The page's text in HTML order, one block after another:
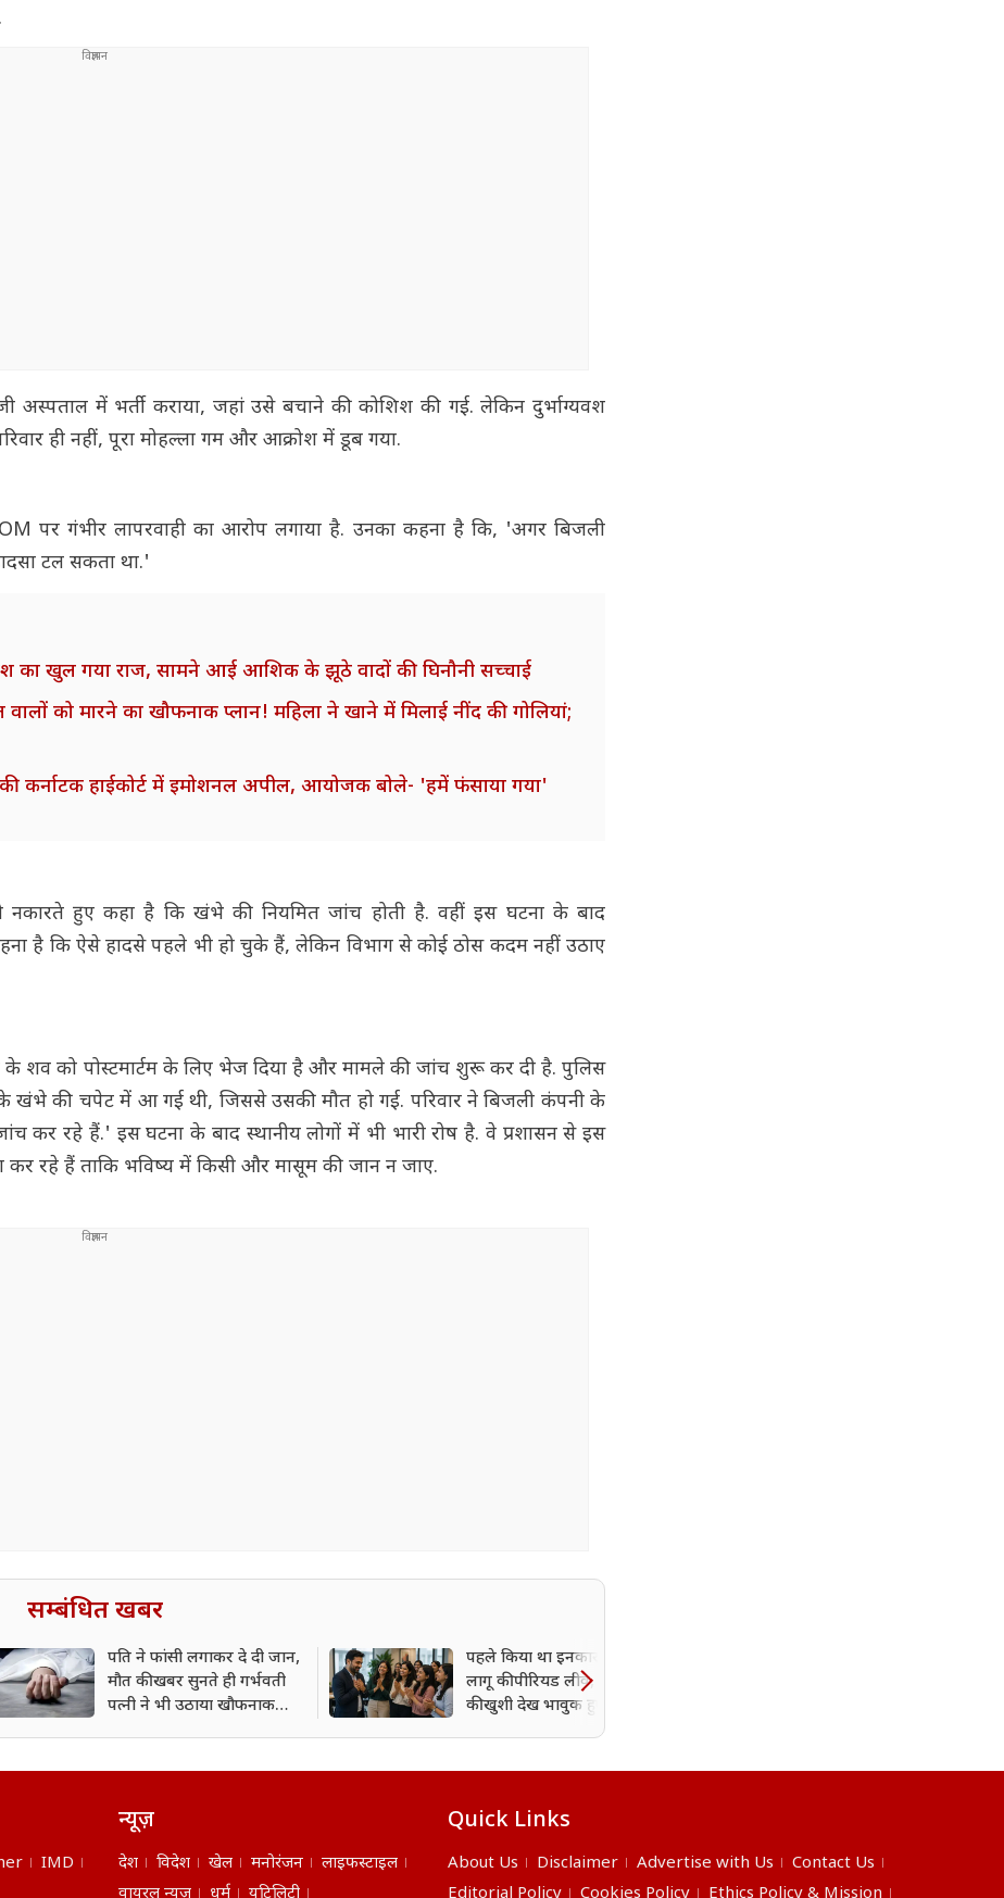
में भर्ती कराया, जहां उसे बचाने की कोशिश की गई. लेकिन दुर्भाग्यवश
ही नहीं, पूरा मोहल्ला गम और आक्रोश में डूब गया.
पर गंभीर लापरवाही का आरोप लगाया है. उनका कहना है कि, 'अगर बिजली
टल सकता था.'
खुल गया राज, सामने आई आशिक के झूठे वादों की घिनौनी सच्चाई
को मारने का खौफनाक प्लान! महिला ने खाने में मिलाई नींद की गोलियां;
कर्नाटक हाईकोर्ट में इमोशनल अपील, आयोजक बोले- 'हमें फंसाया गया'
नकारते हुए कहा है कि खंभे की नियमित जांच होती है. वहीं इस घटना के बाद
है कि ऐसे हादसे पहले भी हो चुके हैं, लेकिन विभाग से कोई ठोस कदम नहीं उठाए
के शव को पोस्टमार्टम के लिए भेज दिया है और मामले की जांच शुरू कर दी है. पुलिस
खंभे की चपेट में आ गई थी, जिससे उसकी मौत हो गई. परिवार ने बिजली कंपनी के
कर रहे हैं.' इस घटना के बाद स्थानीय लोगों में भी भारी रोष है. वे प्रशासन से इस
रहे हैं ताकि भविष्य में किसी और मासूम की जान न जाए.
सम्बंधित खबर
पति ने फांसी लगाकर दे दी जान,
मौत की खबर सुनते ही गर्भवती
पत्नी ने भी उठाया खौफनाक
पहले किया था इनकार.. फिर
लागू की पीरियड लीव, कर्मचारियों
की खुशी देख भावुक हुए
संस्थापक; स्टार्टअप की नई नीति
IMD
न्यूज़
देश विदेश खेल मनोरंजन
लाइफस्टाइल
Quick Links
About Us Disclaimer Advertise with Us
Contact Us